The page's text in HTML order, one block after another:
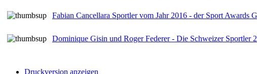
Fabian Cancellara Sportler vom Jahr 2016 - der Sport Awards
Dominique Gisin und Roger Federer - Die Schweizer Sportler
Druckversion anzeigen